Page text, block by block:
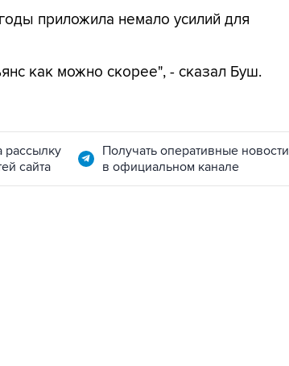
приложила немало усилий для
как можно скорее", - сказал Буш.
рассылку
сайта
Получать оперативные новости
в официальном канале